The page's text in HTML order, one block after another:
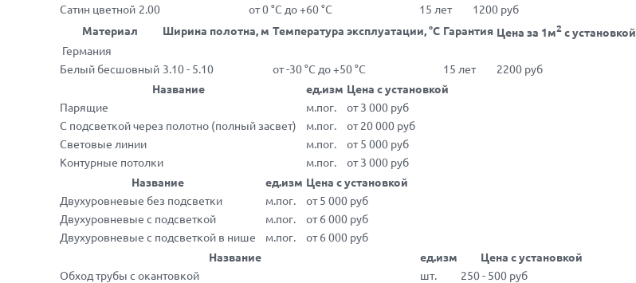
Сатин цветной 2.00 от 0 °С до +60 °С 15 лет
1200 руб
Материал
Ширина полотна, м Температура эксплуатации, °С Гарантия Цена за 1м2с установкой
Германия
Белый бесшовный 3.10 - 5.10 от -30 °С до +50 °С 15 лет
2200 руб
Название
ед.изм Цена с установкой
Парящие
м.пог.
от 3 000 руб
С подсветкой через полотно (полный засвет)
м.пог.
от 20 000 руб
Световые линии
м.пог.
от 5 000 руб
Контурные потолки
м.пог.
от 3 000 руб
Название
ед.изм Цена с установкой
Двухуровневые без подсветки
м.пог.
от 5 000 руб
Двухуровневые с подсветкой
м.пог.
от 6 000 руб
Двухуровневые с подсветкой в нише
м.пог.
от 6 000 руб
Название
ед.изм
Цена с установкой
Обход трубы с окантовкой
шт.
250 - 500 руб